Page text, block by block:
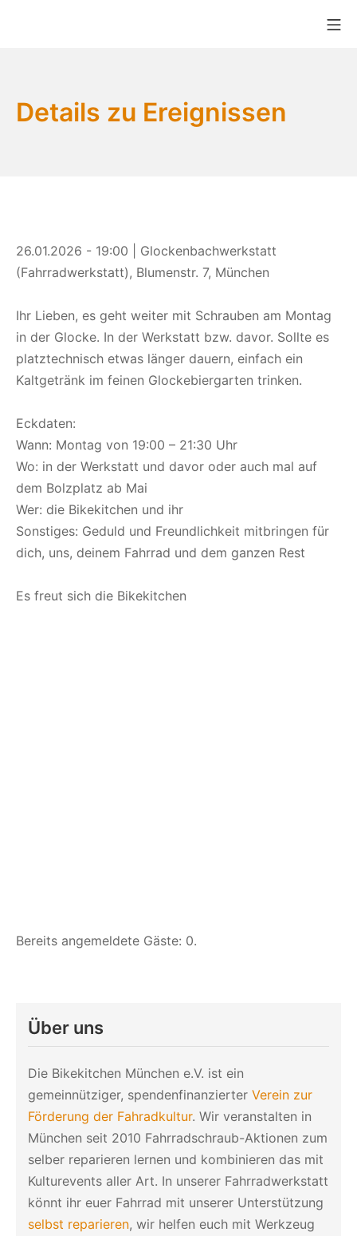
Bikekitchen München e.V.
Details zu Ereignissen
26.01.2026 - 19:00 | Glockenbachwerkstatt
(Fahrradwerkstatt), Blumenstr. 7, München
Ihr Lieben, es geht weiter mit Schrauben am Montag
in der Glocke. In der Werkstatt bzw. davor. Sollte es
platztechnisch etwas länger dauern, einfach ein
Kaltgetränk im feinen Glockebiergarten trinken.
Eckdaten:
Wann: Montag von 19:00 – 21:30 Uhr
Wo: in der Werkstatt und davor oder auch mal auf
dem Bolzplatz ab Mai
Wer: die Bikekitchen und ihr
Sonstiges: Geduld und Freundlichkeit mitbringen für
dich, uns, deinem Fahrrad und dem ganzen Rest
Es freut sich die Bikekitchen
Bereits angemeldete Gäste: 0.
Über uns
Die Bikekitchen München e.V. ist ein
gemeinnütziger, spendenfinanzierter Verein zur
Förderung der Fahradkultur. Wir veranstalten in
München seit 2010 Fahrradschraub-Aktionen zum
selber reparieren lernen und kombinieren das mit
Kulturevents aller Art. In unserer Fahrradwerkstatt
könnt ihr euer Fahrrad mit unserer Unterstützung
selbst reparieren, wir helfen euch mit Werkzeug